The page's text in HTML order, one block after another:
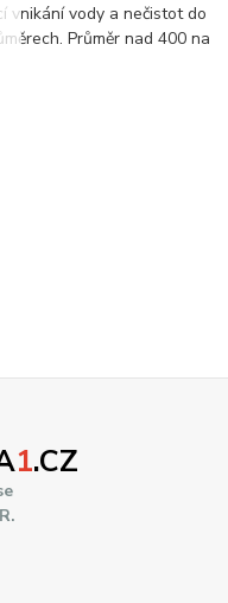
vnikání vody a nečistot do
Průměr nad 400 na
1.CZ